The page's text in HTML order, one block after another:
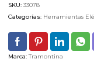
6"
cantidad
SKU: 33078
Categorías: Herramientas
Marca:Tramontina